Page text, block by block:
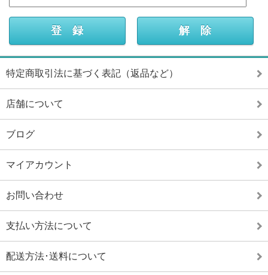
特定商取引法に基づく表記（返品など）
店舗について
ブログ
マイアカウント
お問い合わせ
支払い方法について
配送方法･送料について